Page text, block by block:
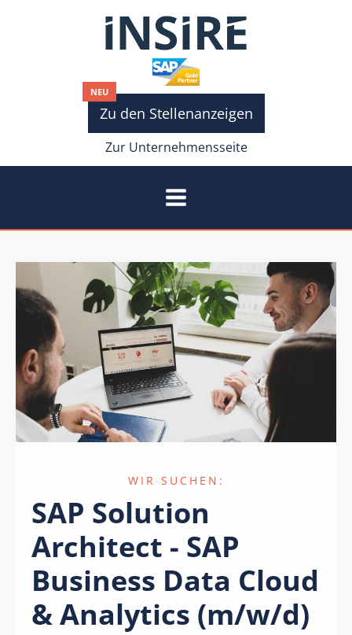
Zu den Stellenanzeigen
NEU
Zur Unternehmensseite
WIR SUCHEN:
SAP Solution
Architect - SAP
Business Data Cloud
& Analytics (m/w/d)